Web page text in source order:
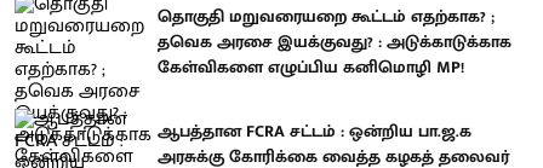
தொகுதி மறுவரையறை கூட்டம் எதற்காக? ;
தவெக அரசை இயக்குவது? : அடுக்காடுக்காக
கேள்விகளை எழுப்பிய கனிமொழி MP!
ஆபத்தான FCRA சட்டம் : ஒன்றிய பா.ஜ.க
அரசுக்கு கோரிக்கை வைத்த கழகத் தலைவர்